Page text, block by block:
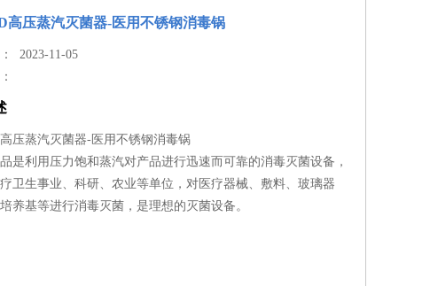
高压蒸汽灭菌器-医用不锈钢消毒锅
2023-11-05
压蒸汽灭菌器-医用不锈钢消毒锅
是利用压力饱和蒸汽对产品进行迅速而可靠的消毒灭菌设备，
卫生事业、科研、农业等单位，对医疗器械、敷料、玻璃器
培养基等进行消毒灭菌，是理想的灭菌设备。